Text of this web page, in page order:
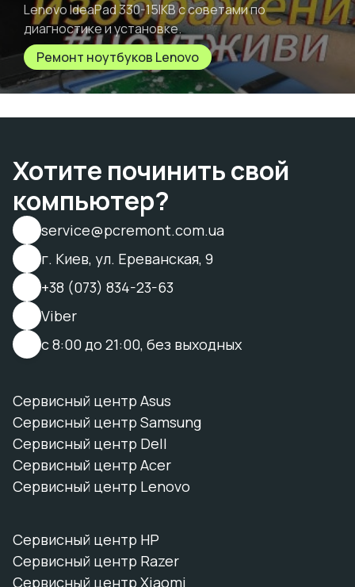
Lenovo IdeaPad 330-15IKB с советами по
диагностике и установке.
Ремонт ноутбуков Lenovo
Хотите починить свой
компьютер?
service@pcremont.com.ua
г. Киев, ул. Ереванская, 9
+38 (073) 834-23-63
Viber
с 8:00 до 21:00, без выходных
Сервисный центр Asus
Сервисный центр Samsung
Сервисный центр Dell
Сервисный центр Acer
Сервисный центр Lenovo
Сервисный центр HP
Сервисный центр Razer
Сервисный центр Xiaomi